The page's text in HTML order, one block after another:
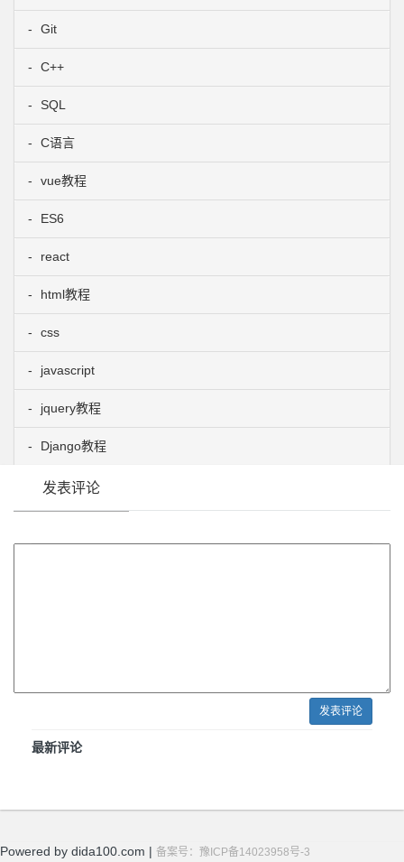
Git
C++
SQL
C语言
vue教程
ES6
react
html教程
css
javascript
jquery教程
Django教程
发表评论
发表评论
最新评论
Powered by dida100.com | 备案号：豫ICP备14023958号-3